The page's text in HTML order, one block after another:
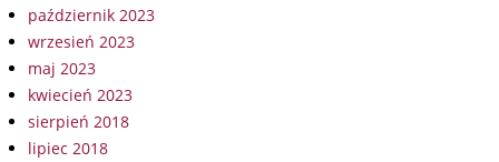
październik 2023
wrzesień 2023
maj 2023
kwiecień 2023
sierpień 2018
lipiec 2018